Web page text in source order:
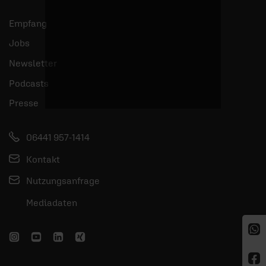
Empfang
Jobs
Newsletter
Podcasts
Presse
06441 957-1414
Kontakt
Nutzungsanfrage
Mediadaten